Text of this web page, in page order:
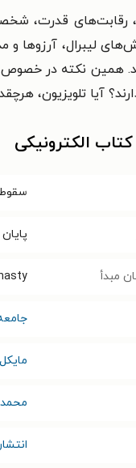
رقابت‌های قدرت،
لیبرال، آرزوها و
همین نکته در خصوص
آیا تلویزیون،
الکترونیکی
مبدأ